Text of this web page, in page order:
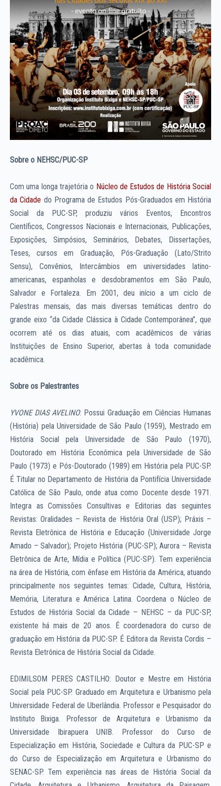
Sobre o NEHSC/PUC-SP
Com uma longa trajetória o Núcleo de Estudos de História Social
da Cidade do Programa de Estudos Pós-Graduados em História
Social da PUC-SP, produziu vários Eventos, Encontros
Científicos, Congressos Nacionais e Internacionais, Publicações,
Exposições, Simpósios, Seminários, Debates, Dissertações,
Teses, cursos em Graduação, Pós-Graduação (Lato/Strito
Sensu), Convênios, Intercâmbios em universidades latino-
americanas, espanholas e desdobramentos em São Paulo,
Salvador e Fortaleza. Em 2001, deu início a um ciclo de
Palestras mensais, das mais diversas temáticas dentro do
grande eixo “da Cidade Clássica à Cidade Contemporânea”, que
ocorrem até os dias atuais, com acadêmicos de várias
Instituições de Ensino Superior, abertas à toda comunidade
acadêmica.
Sobre os Palestrantes
YVONE DIAS AVELINO: Possui Graduação em Ciências Humanas
(História) pela Universidade de São Paulo (1959), Mestrado em
História Social pela Universidade de São Paulo (1970),
Doutorado em História Econômica pela Universidade de São
Paulo (1973) e Pós-Doutorado (1989) em História pela PUC-SP.
É Titular no Departamento de História da Pontifícia Universidade
Católica de São Paulo, onde atua como Docente desde 1971.
Integra as Comissões Consultivas e Editorias das seguintes
Revistas: Oralidades – Revista de História Oral (USP); Práxis –
Revista Eletrônica de História e Educação (Universidade Jorge
Amado – Salvador); Projeto História (PUC-SP); Aurora – Revista
Eletrônica de Arte, Mídia e Política (PUC-SP). Tem experiência
na área de História, com ênfase em História da América, atuando
principalmente nos seguintes temas: Cidade, Cultura, História,
Memória, Literatura e América Latina. Coordena o Núcleo de
Estudos de História Social da Cidade – NEHSC – da PUC-SP,
existente há mais de 20 anos. É coordenadora do curso de
graduação em História da PUC-SP. É Editora da Revista Cordis –
Revista Eletrônica de História Social da Cidade.
EDIMILSOM PERES CASTILHO: Doutor e Mestre em História
Social pela PUC-SP. Graduado em Arquitetura e Urbanismo pela
Universidade Federal de Uberlândia. Professor e Pesquisador do
Instituto Bixiga. Professor de Arquitetura e Urbanismo da
Universidade Ibirapuera UNIB. Professor do Curso de
Especialização em História, Sociedade e Cultura da PUC-SP e
do Curso de Especialização em Arquitetura e Urbanismo do
SENAC-SP. Tem experiência nas áreas de História Social da